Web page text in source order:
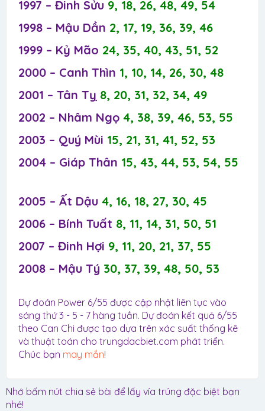
1997 – Đinh Sửu 9, 18, 26, 48, 49, 54
1998 – Mậu Dần 2, 17, 19, 36, 39, 46
1999 – Kỷ Mão 24, 35, 40, 43, 51, 52
2000 – Canh Thìn 1, 10, 14, 26, 30, 48
2001 – Tân Tỵ 8, 20, 31, 32, 34, 49
2002 – Nhâm Ngọ 4, 38, 39, 46, 53, 55
2003 – Quý Mùi 15, 21, 31, 41, 52, 53
2004 – Giáp Thân 15, 43, 44, 53, 54, 55
2005 – Ất Dậu 4, 16, 18, 27, 30, 45
2006 – Bính Tuất 8, 11, 14, 31, 50, 51
2007 – Đinh Hợi 9, 11, 20, 21, 37, 55
2008 – Mậu Tý 30, 37, 39, 48, 50, 53
Dự đoán Power 6/55 được cập nhật liên tục vào
sáng thứ 3 - 5 - 7 hàng tuần. Dự đoán kết quả 6/55
theo Can Chi được tạo dựa trên xác suất thống kê
và thuật toán cho trungdacbiet.com phát triển.
Chúc bạn may mắn!
Nhớ bấm nút chia sẻ bài để lấy vía trúng đặc biệt bạn
nhé!